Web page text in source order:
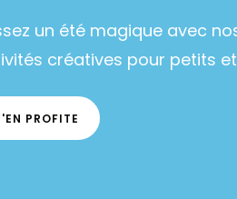
un été magique avec
créatives pour petits
PROFITE